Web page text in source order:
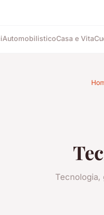
AutomobilisticoCasa e Vita
Tecnologia,